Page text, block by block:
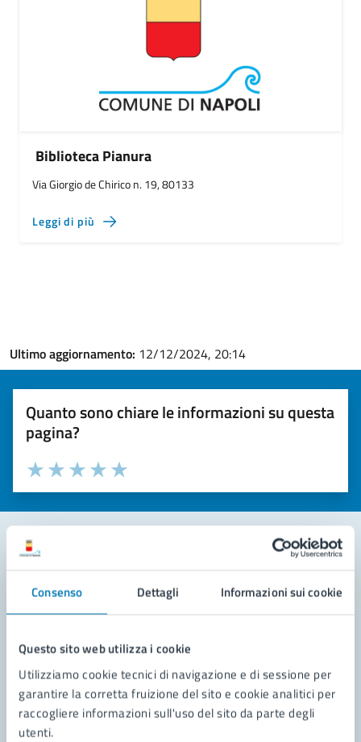
Consenso Dettagli Informazioni sui cookie
Questo sito web utilizza i cookie
Utilizziamo cookie tecnici di navigazione e di sessione per
garantire la corretta fruizione del sito e cookie analitici per
raccogliere informazioni sull'uso del sito da parte degli
utenti.
Biblioteca Pianura
Via Giorgio de Chirico n. 19, 80133
Leggi di più
Ultimo aggiornamento: 12/12/2024, 20:14
Quanto sono chiare le informazioni su questa
pagina?
Valuta la chiarezza delle informazioni (da 1 a 5 stelle)
Seleziona il numero di stelle per valutare la chiarezza delle
Valuta 5 stelle su 5
Valuta 4 stelle su 5
Valuta 3 stelle su 5
Valuta 2 stelle su 5
Valuta 1 stelle su 5
Leggi le domande frequenti
Richiedi assistenza
Prenota appuntamento
Problemi in città